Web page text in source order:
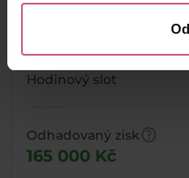
Multi Wild #985
Hodinový slot
Odhadovaný ziskhelp
165 000 Kč